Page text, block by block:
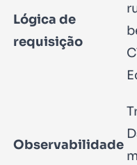
Lógica de
requisição
Observabilidade